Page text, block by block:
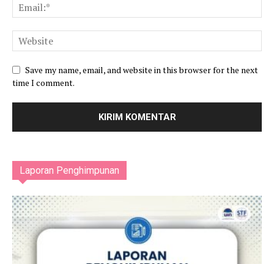
Save my name, email, and website in this browser for the next
time I comment.
Laporan Penghimpunan